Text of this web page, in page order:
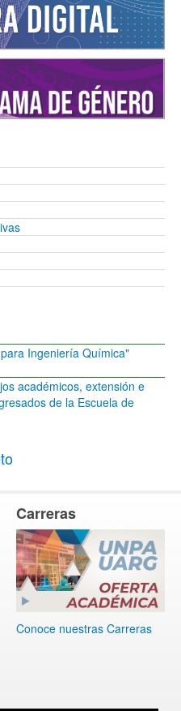
Ingeniería Química"
académicos, extensión e
de la Escuela de
Carreras
Conoce nuestras Carreras